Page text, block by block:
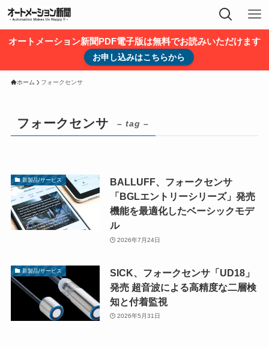
オートメーション新聞PDF電子版は無料でお読みいただけます
お申し込みはこちらから
ホーム フォークセンサ
フォークセンサ – tag –
新製品/サービス
BALLUFF、フォークセンサ
「BGLエントリーシリーズ」発売
機能を最適化したベーシックモデ
ル
2026年7月24日
新製品/サービス
SICK、フォークセンサ「UD18」
発売 超音波による高精度な二層検
知と付着監視
2026年5月31日